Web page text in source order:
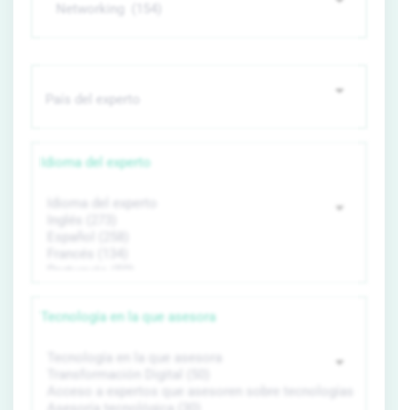
Idioma del experto
Tecnología en la que asesora